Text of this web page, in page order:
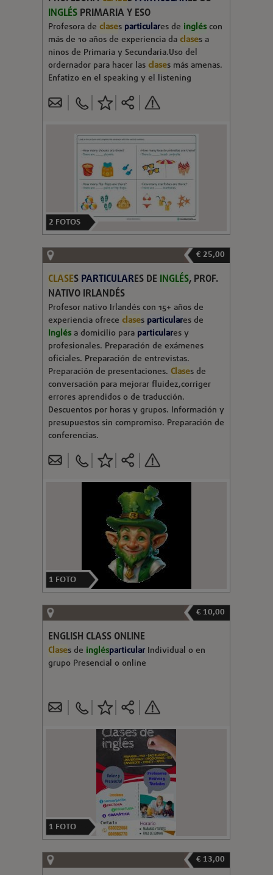
INGLÉSPRIMARIA Y ESO
Profesora de clases particulares de ingléscon
más de 10 años de experiencia daclases a
ninos de Primaria y Secundaria.Uso del
ordernador para hacer lasclases más amenas.
Enfatizo en el speaking y el listening
2 FOTOS
€ 25,00
CLASES PARTICULARES DE INGLÉS, PROF.
NATIVO IRLANDÉS
Profesor nativo Irlandés con 15+ años de
experiencia ofrece clases particulares de
Inglésa domicilio para particulares y
profesionales. Preparación de exámenes
oficiales. Preparación de entrevistas.
Preparación de presentaciones. Clases de
conversación para mejorar fluidez,corriger
errores aprendidos o de traducción.
Descuentos por horas y grupos. Información y
presupuestos sin compromiso. Preparación de
conferencias.
1 FOTO
€ 10,00
ENGLISH CLASS ONLINE
Clases de inglésparticularIndividual o en
grupo Presencial o online
1 FOTO
€ 13,00